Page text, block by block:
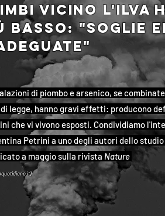
vicino l'ilva
basso: "Soglie
di piombo e arsenico, se
legge, hanno gravi effetti: producono
che vi vivono esposti. Condividiamo
Petrini a uno degli autori dello
a maggio sulla rivista Nature